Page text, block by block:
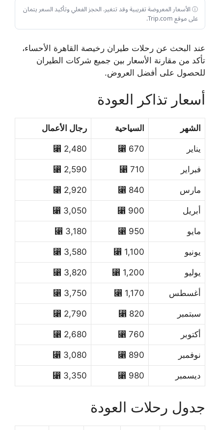
ⓘ الأسعار المعروضة تقريبية وقد تتغير. الحجز الفعلي وتأكيد السعر يتمان
على موقع Trip.com.
عند البحث عن رحلات طيران رخيصة القاهرة الأحساء،
تأكد من مقارنة الأسعار بين جميع شركات الطيران
للحصول على أفضل العروض.
أسعار تذاكر العودة
الشهر السياحية رجال الأعمال
يناير 670 ⃁
2,480 ⃁
فبراير 710 ⃁
2,590 ⃁
مارس 840 ⃁
2,920 ⃁
أبريل 900 ⃁
3,050 ⃁
مايو 950 ⃁
3,180 ⃁
يونيو 1,100 ⃁
3,580 ⃁
يوليو 1,200 ⃁
3,820 ⃁
أغسطس 1,170 ⃁
3,750 ⃁
سبتمبر 820 ⃁
2,790 ⃁
أكتوبر 760 ⃁
2,680 ⃁
نوفمبر 890 ⃁
3,080 ⃁
ديسمبر 980 ⃁
3,350 ⃁
جدول رحلات العودة